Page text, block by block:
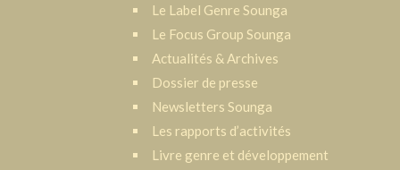
Le Label Genre Sounga
Le Focus Group Sounga
Actualités & Archives
Dossier de presse
Newsletters Sounga
Les rapports d’activités
Livre genre et développement